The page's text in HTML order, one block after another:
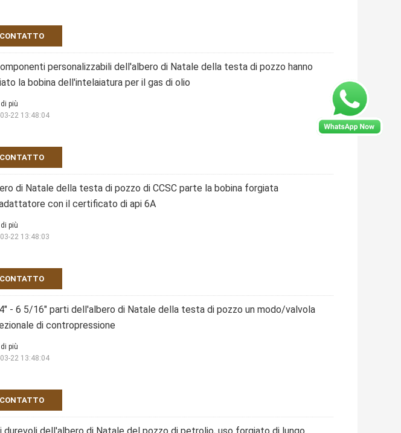
CONTATTO
personalizzabili dell'albero di Natale della testa di pozzo hanno
la bobina dell'intelaiatura per il gas di olio
CONTATTO
più
22 13:48:04
di Natale della testa di pozzo di CCSC parte la bobina forgiata
con il certificato di api 6A
CONTATTO
più
22 13:48:03
- 6 5/16" parti dell'albero di Natale della testa di pozzo un modo/valvola
di contropressione
CONTATTO
più
22 13:48:04